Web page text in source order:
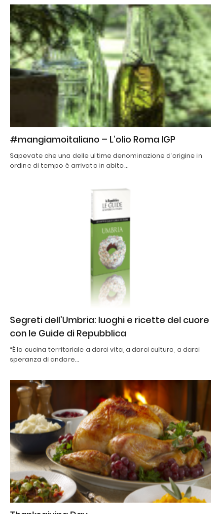
#mangiamoitaliano – L’olio Roma IGP
Sapevate che una delle ultime denominazione d’origine in
ordine di tempo è arrivata in abito…
Segreti dell’Umbria: luoghi e ricette del cuore
con le Guide di Repubblica
“È la cucina territoriale a darci vita, a darci cultura, a darci
speranza di andare…